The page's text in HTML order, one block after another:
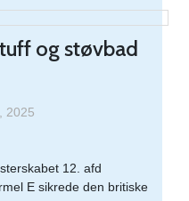
og støvbad
2025
12. afd
E sikrede den britiske